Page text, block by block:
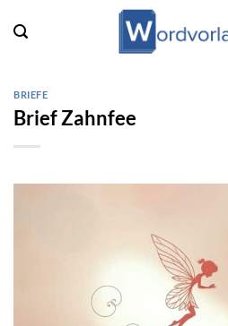
Inhalt
BRIEFE
Brief Zahnfee